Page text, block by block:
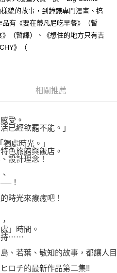
以下網址：
理人或監護人之同意方可使用
辦者引起之損失，本公司不負相關責
依據個別帳號之用戶狀況，依本公司即
用戶之使用額度並採取法律行動。
)免運費
)免運費
貌的故事，到鐘錶專門漫畫、搞
有《要在蒂凡尼吃早餐》（暫
（暫譯）、《想住的地方只有吉
》（
相關推薦
受。
已經欲罷不能。」
處時光。」
色旅館與飯店。
設計理念！
！
時光來療癒吧！
」時間。
持⋯⋯
、若葉、敏知的故事，都讓人目
ロチ的最新作品第二集!!